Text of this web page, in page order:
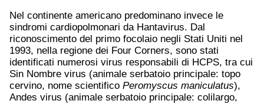
Nel continente americano predominano invece le
sindromi cardiopolmonari da Hantavirus. Dal
riconoscimento del primo focolaio negli Stati Uniti nel
1993, nella regione dei Four Corners, sono stati
identificati numerosi virus responsabili di HCPS, tra cui
Sin Nombre virus (animale serbatoio principale: topo
cervino, nome scientifico Peromyscus maniculatus),
Andes virus (animale serbatoio principale: colilargo,